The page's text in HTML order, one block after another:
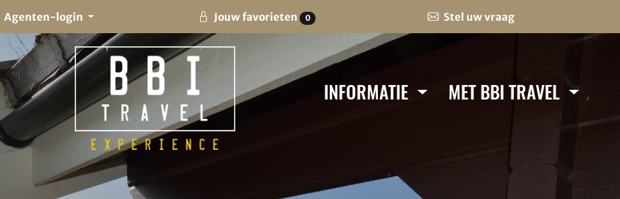
Agenten-login Jouw favorieten 0 Stel uw vraag
INFORMATIE MET BBI TRAVEL